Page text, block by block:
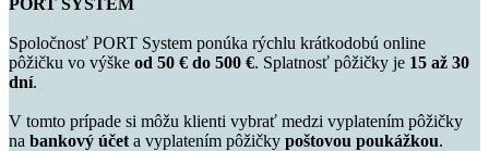
Spoločnosť PORT System ponúka rýchlu krátkodobú online
pôžičku vo výške od 50 € do 500 €. Splatnosť pôžičky je 15 až 30
dní.
V tomto prípade si môžu klienti vybrať medzi vyplatením pôžičky
na bankový účet a vyplatením pôžičky poštovou poukážkou.